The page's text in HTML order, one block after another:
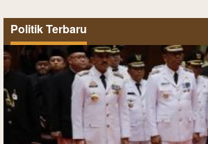
Politik Terbaru